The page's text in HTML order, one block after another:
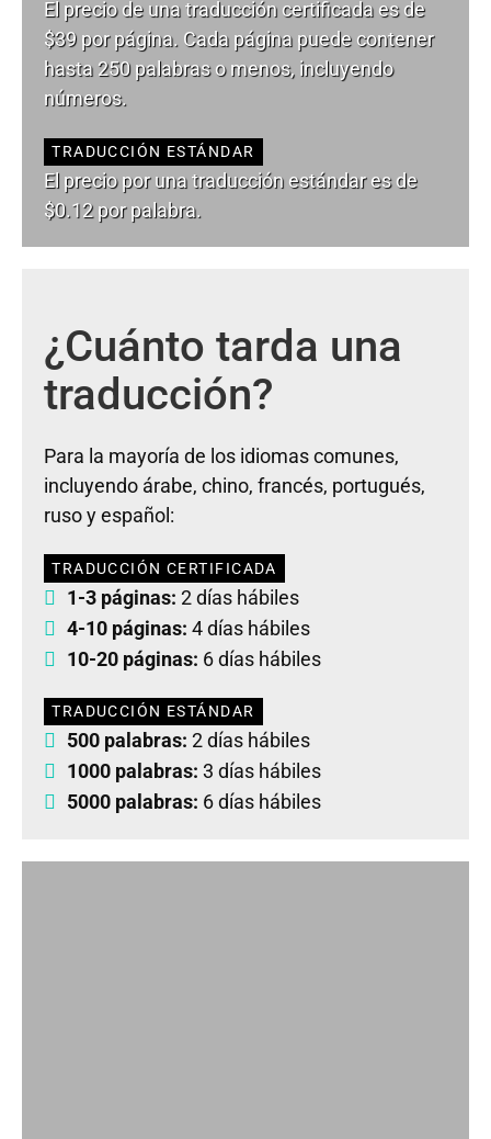
El precio de una traducción certificada es de
$39 por página. Cada página puede contener
hasta 250 palabras o menos, incluyendo
números.
TRADUCCIÓN ESTÁNDAR
El precio por una traducción estándar es de
$0.12 por palabra.
¿Cuánto tarda una
traducción?
Para la mayoría de los idiomas comunes,
incluyendo árabe, chino, francés, portugués,
ruso y español:
TRADUCCIÓN CERTIFICADA
1-3 páginas: 2 días hábiles
4-10 páginas: 4 días hábiles
10-20 páginas: 6 días hábiles
TRADUCCIÓN ESTÁNDAR
500 palabras: 2 días hábiles
1000 palabras: 3 días hábiles
5000 palabras: 6 días hábiles